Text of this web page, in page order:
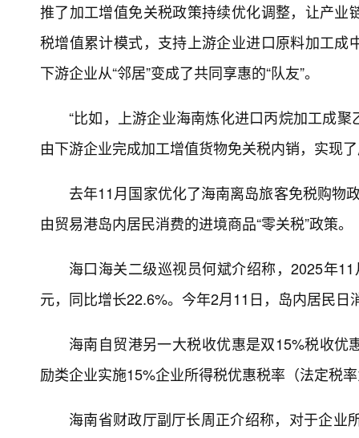
推了加工增值免关税政策持续优化调整，让产
税增值累计模式，支持上游企业进口原料加工
下游企业从“邻居”变成了共同享惠的“队友”。
“比如，上游企业海南炼化进口丙烷加工成
由下游企业完成加工增值货物免关税内销，实现
去年11月国家优化了海南离岛旅客免税购物
由贸易港岛内居民消费的进境商品“零关税”政策。
海口海关二级巡视员何斌介绍称，2025年
元，同比增长22.6%。今年2月11日，岛内居民日
海南自贸港另一大税收优惠是双15%税收
励类企业实施15%企业所得税优惠税率（法定税
海南省财政厅副厅长周正介绍称，对于企业